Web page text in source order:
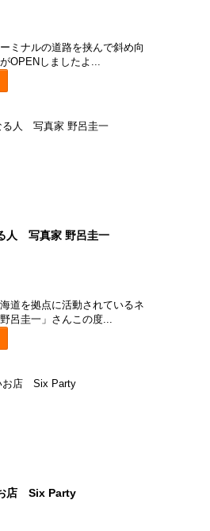
ミナルの道路を挟んで斜め向
OPENしましたよ...
人 写真家 野呂圭一
道を拠点に活動されているネ
呂圭一」さんこの度...
店 Six Party